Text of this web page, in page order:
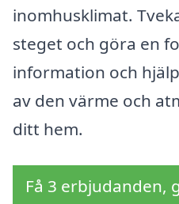
inomhusklimat.
steget och göra en
information och
av den värme och
ditt hem.
Få 3 erbjudanden,